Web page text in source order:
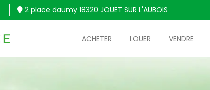
2 place daumy 18320 JOUET SUR L'AUBOIS
ACHETER LOUER VENDRE